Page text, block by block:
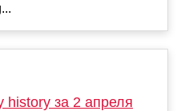
за 2 апреля